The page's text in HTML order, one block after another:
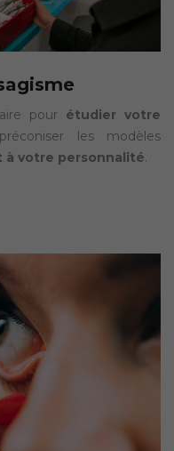
pour étudier votre
les modèles
à votre personnalité.